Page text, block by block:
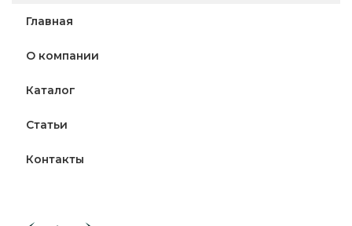
Главная
О компании
Каталог
Статьи
Контакты